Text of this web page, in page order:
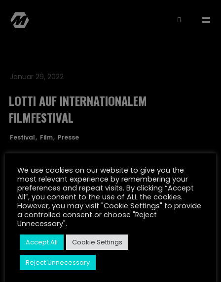
MATTHIAS MÜLLER
SELECTED WORK
FILMOGRAPHY
JUST LISTEN
CONTACT
Januar 29, 2022
LOTTI AUF INTERNATIONALEM
FILMFESTIVAL
Festival Film Presse
We use cookies on our website to give you the
most relevant experience by remembering your
preferences and repeat visits. By clicking “Accept
All”, you consent to the use of ALL the cookies.
However, you may visit "Cookie Settings" to provide
a controlled consent or choose "Reject
Unnecessary".
Accept All Cookie Settings
Reject Unnecessary